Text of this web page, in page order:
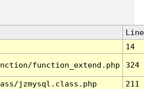
Line
14
function_extend.php 324
jzmysql.class.php
211